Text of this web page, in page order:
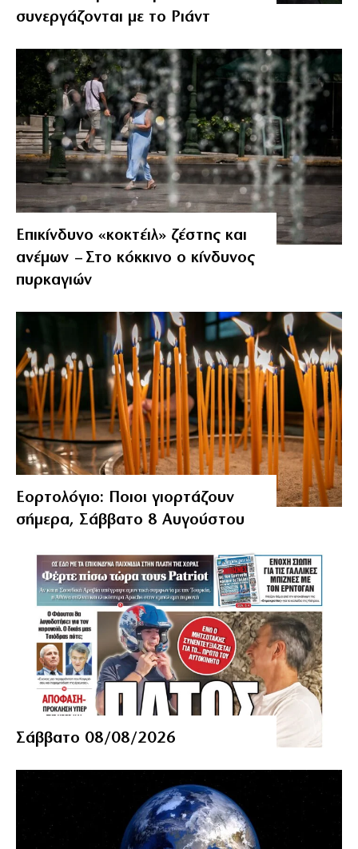
συνεργάζονται με το Ριάντ
Επικίνδυνο «κοκτέιλ» ζέστης και
ανέμων – Στο κόκκινο ο κίνδυνος
πυρκαγιών
Εορτολόγιο: Ποιοι γιορτάζουν
σήμερα, Σάββατο 8 Αυγούστου
Σάββατο 08/08/2026